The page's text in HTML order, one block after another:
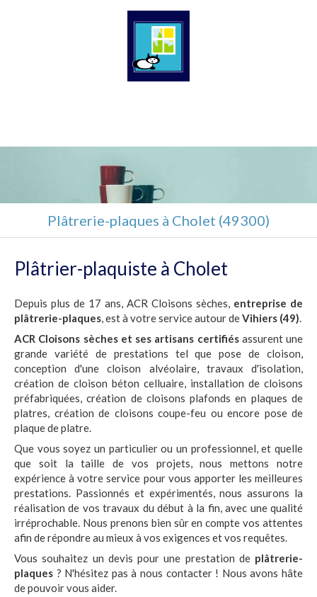
Plâtrerie-plaques à Cholet (49300)
Plâtrier-plaquiste à Cholet
Depuis plus de 17 ans, ACR Cloisons sèches, entreprise de
plâtrerie-plaques, est à votre service autour deVihiers (49).
ACR Cloisons sèches et ses artisans certifiésassurent une
grande variété de prestations tel que pose de cloison,
conception d'une cloison alvéolaire, travaux d'isolation,
création de cloison béton celluaire, installation de cloisons
préfabriquées, création de cloisons plafonds en plaques de
platres, création de cloisons coupe-feu ou encore pose de
plaque de platre.
Que vous soyez un particulier ou un professionnel, et quelle
que soit la taille de vos projets, nous mettons notre
expérience à votre service pour vous apporter les meilleures
prestations. Passionnés et expérimentés, nous assurons la
réalisation de vos travaux du début à la fin, avec une qualité
irréprochable. Nous prenons bien sûr en compte vos attentes
afin de répondre au mieux à vos exigences et vos requêtes.
Vous souhaitez un devis pour une prestation de plâtrerie-
plaques ? N'hésitez pas à nous contacter ! Nous avons hâte
de pouvoir vous aider.